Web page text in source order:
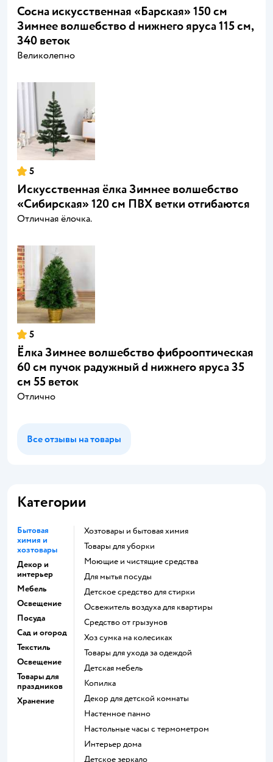
Сосна искусственная «Барская» 150 см
Зимнее волшебство d нижнего яруса 115 см,
340 веток
Великолепно
5
Искусственная ёлка Зимнее волшебство
«Сибирская» 120 см ПВХ ветки отгибаются
Отличная ёлочка.
5
Ёлка Зимнее волшебство фиброоптическая
60 см пучок радужный d нижнего яруса 35
см 55 веток
Отлично
Все отзывы на товары
Категории
Бытовая
химия и
хозтовары
Декор и
интерьер
Мебель
Освещение
Посуда
Сад и огород
Текстиль
Освещение
Товары для
праздников
Хранение
Хозтовары и бытовая химия
Товары для уборки
моющие и чистящие средства
для мытья посуды
детское средство для стирки
освежитель воздуха для квартиры
средство от грызунов
хоз сумка на колесиках
Товары для ухода за одеждой
Детская мебель
Копилка
Декор для детской комнаты
Настенное панно
Настольные часы с термометром
Интерьер дома
Детское зеркало